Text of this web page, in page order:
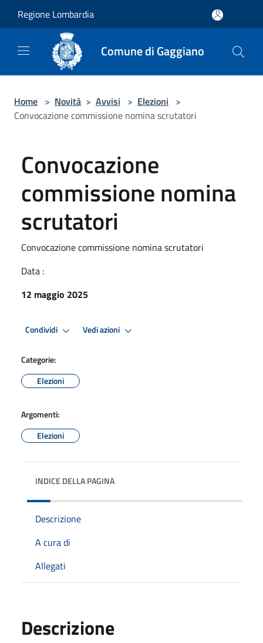
Regione Lombardia
Comune di Gaggiano
Home > Novità > Avvisi > Elezioni >
Convocazione commissione nomina scrutatori
Convocazione
commissione nomina
scrutatori
Convocazione commissione nomina scrutatori
Data :
12 maggio 2025
Condividi Vedi azioni
Categorie:
Elezioni
Argomenti:
Elezioni
INDICE DELLA PAGINA
Descrizione
A cura di
Allegati
Descrizione